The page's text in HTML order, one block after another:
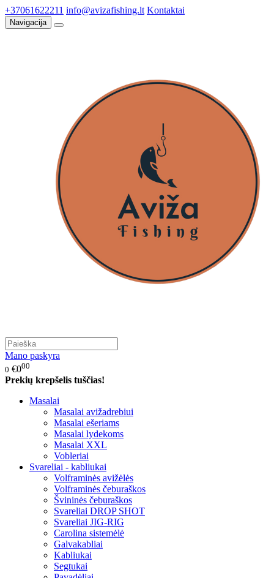
+37061622211 info@avizafishing.lt Kontaktai
Navigacija
Mano paskyra
0 €000
Prekių krepšelis tuščias!
Masalai
Masalai avižadrebiui
Masalai ešeriams
Masalai lydekoms
Masalai XXL
Vobleriai
Svareliai - kabliukai
Volframinės avižėlės
Volframinės čeburaškos
Švininės čeburaškos
Svareliai DROP SHOT
Svareliai JIG-RIG
Carolina sistemėlė
Galvakabliai
Kabliukai
Segtukai